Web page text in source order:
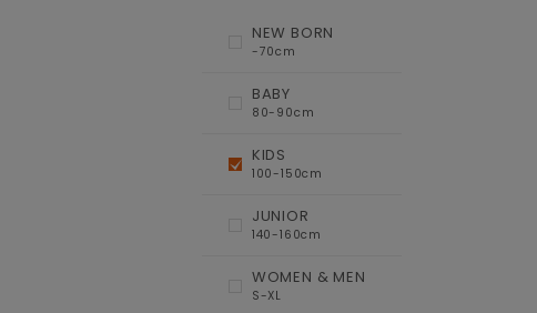
NEW BORN
-70cm
BABY
80-90cm
KIDS
100-150cm
JUNIOR
140-160cm
WOMEN & MEN
S-XL